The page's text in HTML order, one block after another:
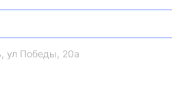
ул Победы, 20а